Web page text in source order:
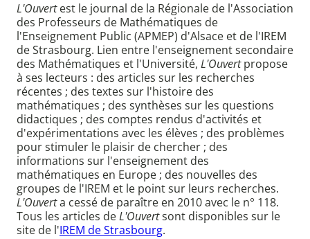
L'Ouvertest le journal de la Régionale de l'Association
des Professeurs de Mathématiques de
l'Enseignement Public (APMEP) d'Alsace et de l'IREM
de Strasbourg. Lien entre l'enseignement secondaire
des Mathématiques et l'Université, L'Ouvertpropose
à ses lecteurs : des articles sur les recherches
récentes ; des textes sur l'histoire des
mathématiques ; des synthèses sur les questions
didactiques ; des comptes rendus d'activités et
d'expérimentations avec les élèves ; des problèmes
pour stimuler le plaisir de chercher ; des
informations sur l'enseignement des
mathématiques en Europe ; des nouvelles des
groupes de l'IREM et le point sur leurs recherches.
L'Ouverta cessé de paraître en 2010 avec le n° 118.
Tous les articles deL'Ouvertsont disponibles sur le
site de l'IREM de Strasbourg.